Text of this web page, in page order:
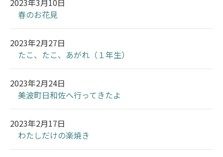
2023年3月10日
春のお花見
2023年2月27日
たこ、たこ、あがれ（１年生）
2023年2月24日
美波町日和佐へ行ってきたよ
2023年2月17日
わたしだけの楽焼き